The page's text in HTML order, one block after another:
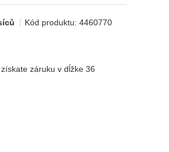
Kód produktu: 4460770
záruku v dĺžke 36